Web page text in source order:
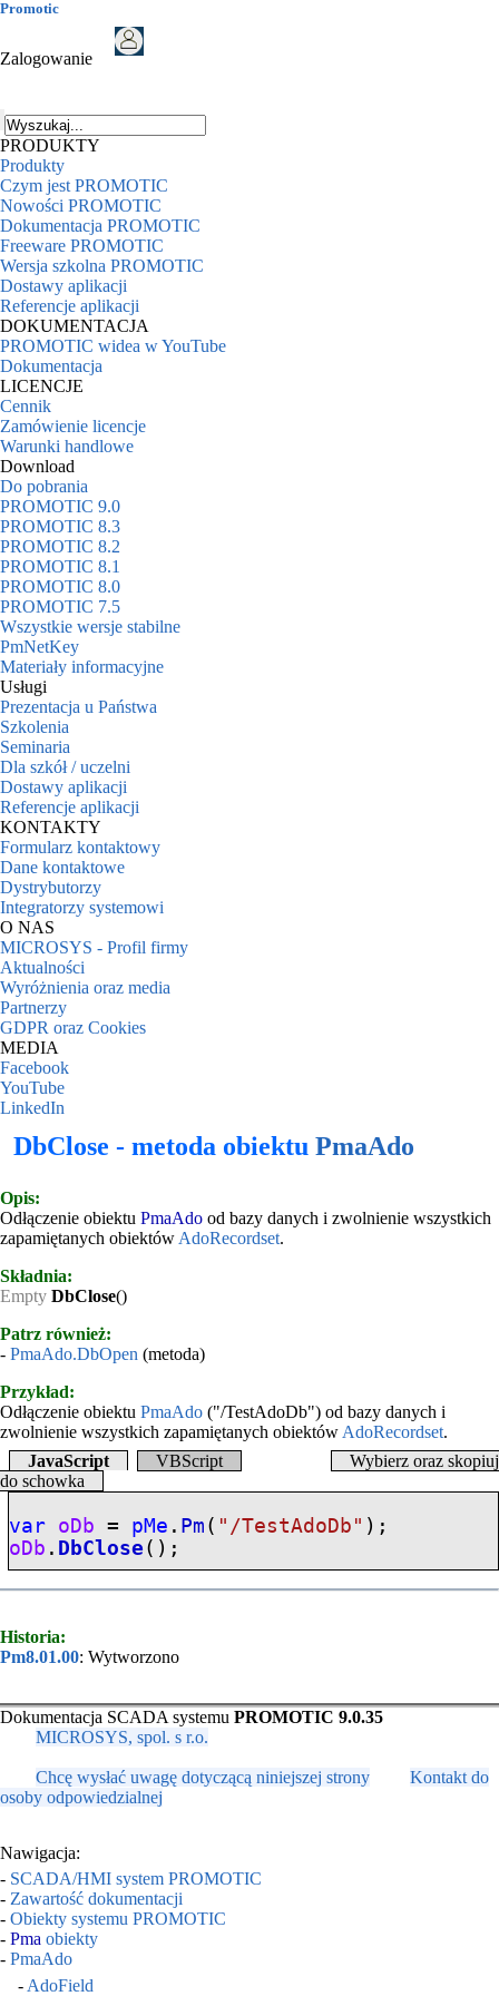
Promotic
Zalogowanie
PRODUKTY
Produkty
Czym jest PROMOTIC
Nowości PROMOTIC
Dokumentacja PROMOTIC
Freeware PROMOTIC
Wersja szkolna PROMOTIC
Dostawy aplikacji
Referencje aplikacji
DOKUMENTACJA
PROMOTIC widea w YouTube
Dokumentacja
LICENCJE
Cennik
Zamówienie licencje
Warunki handlowe
Download
Do pobrania
PROMOTIC 9.0
PROMOTIC 8.3
PROMOTIC 8.2
PROMOTIC 8.1
PROMOTIC 8.0
PROMOTIC 7.5
Wszystkie wersje stabilne
PmNetKey
Materiały informacyjne
Usługi
Prezentacja u Państwa
Szkolenia
Seminaria
Dla szkół / uczelni
Dostawy aplikacji
Referencje aplikacji
KONTAKTY
Formularz kontaktowy
Dane kontaktowe
Dystrybutorzy
Integratorzy systemowi
O NAS
MICROSYS - Profil firmy
Aktualności
Wyróżnienia oraz media
Partnerzy
GDPR oraz Cookies
MEDIA
Facebook
YouTube
LinkedIn
DbClose - metoda obiektu PmaAdo
Opis:
Odłączenie obiektu PmaAdo od bazy danych i zwolnienie wszystkich
zapamiętanych obiektów AdoRecordset.
Składnia:
Empty DbClose()
Patrz również:
- PmaAdo.DbOpen (metoda)
Przykład:
Odłączenie obiektu PmaAdo ("/TestAdoDb") od bazy danych i
zwolnienie wszystkich zapamiętanych obiektów AdoRecordset.
JavaScript
VBScript
Wybierz oraz skopiuj
do schowka
var oDb = pMe . Pm ( "/TestAdoDb" );
oDb . DbClose ();
Historia:
Pm8.01.00: Wytworzono
Dokumentacja SCADA systemu PROMOTIC 9.0.35
MICROSYS, spol. s r.o.
Chcę wysłać uwagę dotyczącą niniejszej strony
Kontakt do
osoby odpowiedzialnej
Nawigacja:
- SCADA/HMI system PROMOTIC
- Zawartość dokumentacji
- Obiekty systemu PROMOTIC
- Pma obiekty
- PmaAdo
- AdoField